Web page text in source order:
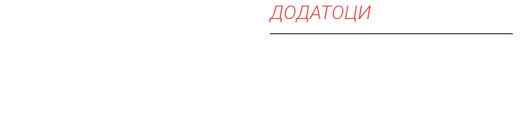
ДОДАТОЦИ